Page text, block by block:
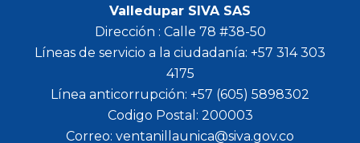
Valledupar SIVA SAS
Dirección : Calle 78 #38-50
Líneas de servicio a la ciudadanía: +57 314 303
4175
Línea anticorrupción: +57 (605) 5898302
Codigo Postal: 200003
Correo: ventanillaunica@siva.gov.co